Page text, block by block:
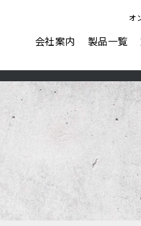
オ
会社案内
ビジョン
会社概要
AFJにできること
製品一覧
水性塗料
アクアカラー for
アクアカラー for
アクアカラー
ペイントクリート
カラーフィット
塗るテクスチャー